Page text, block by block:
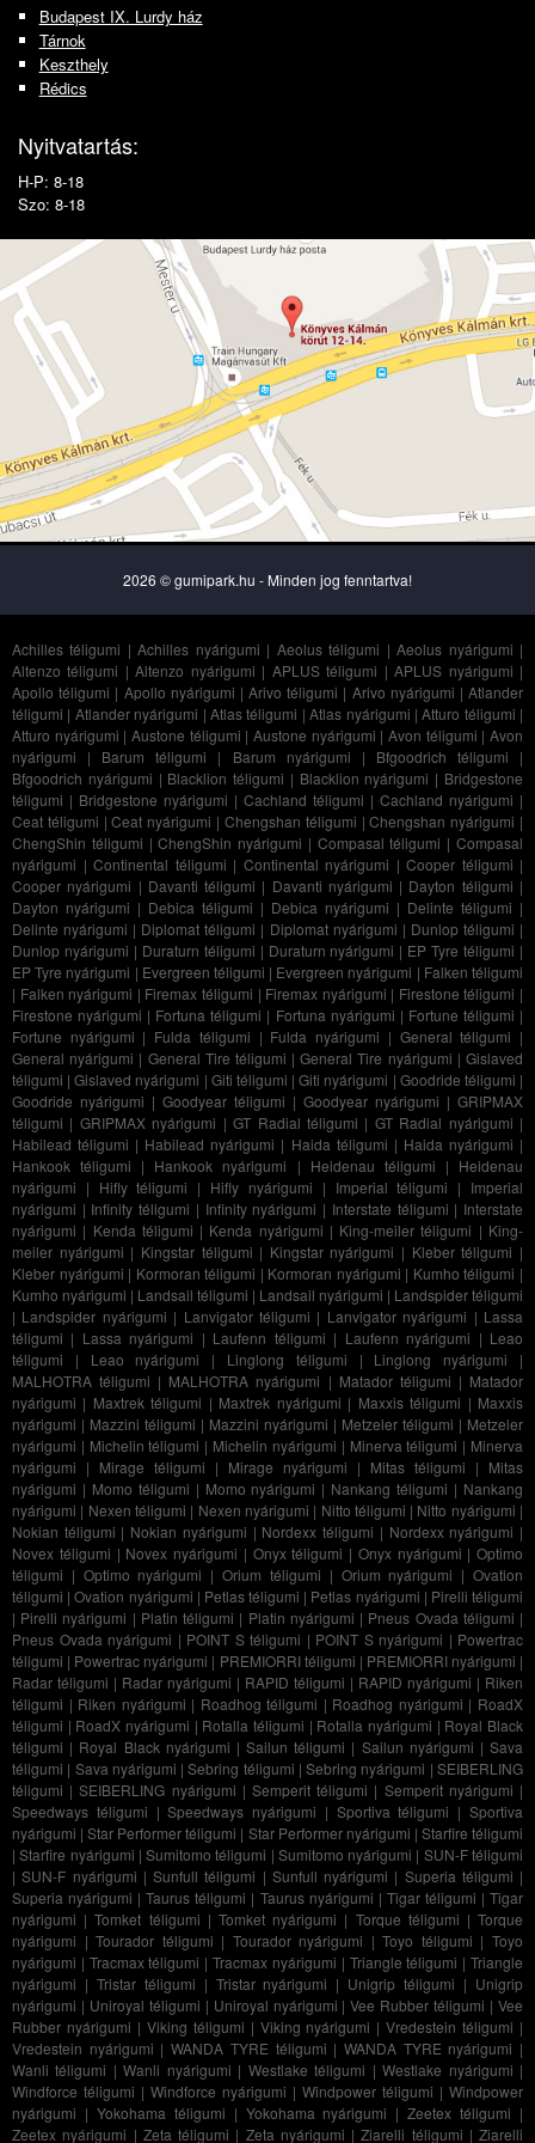
Budapest IX. Lurdy ház
Tárnok
Keszthely
Rédics
Nyitvatartás:
H-P: 8-18
Szo: 8-18
2026 © gumipark.hu - Minden jog fenntartva!
Achilles téligumi |Achilles nyárigumi | Aeolus téligumi |Aeolus nyárigumi |
Altenzo téligumi |Altenzo nyárigumi | APLUS téligumi |APLUS nyárigumi |
Apollo téligumi | Apollo nyárigumi |Arivo téligumi | Arivo nyárigumi |Atlander
téligumi | Atlander nyárigumi | Atlas téligumi |Atlas nyárigumi |Atturo téligumi |
Atturo nyárigumi |Austone téligumi |Austone nyárigumi |Avon téligumi |Avon
nyárigumi | Barum téligumi | Barum nyárigumi | Bfgoodrich téligumi |
Bfgoodrich nyárigumi | Blacklion téligumi | Blacklion nyárigumi | Bridgestone
téligumi | Bridgestone nyárigumi | Cachland téligumi | Cachland nyárigumi |
Ceat téligumi |Ceat nyárigumi | Chengshan téligumi |Chengshan nyárigumi |
ChengShin téligumi |ChengShin nyárigumi | Compasal téligumi |Compasal
nyárigumi | Continental téligumi | Continental nyárigumi | Cooper téligumi |
Cooper nyárigumi | Davanti téligumi | Davanti nyárigumi | Dayton téligumi |
Dayton nyárigumi | Debica téligumi | Debica nyárigumi | Delinte téligumi |
Delinte nyárigumi | Diplomat téligumi | Diplomat nyárigumi | Dunlop téligumi |
Dunlop nyárigumi | Duraturn téligumi | Duraturn nyárigumi | EP Tyre téligumi |
EP Tyre nyárigumi | Evergreen téligumi | Evergreen nyárigumi | Falken téligumi
| Falken nyárigumi | Firemax téligumi | Firemax nyárigumi | Firestone téligumi |
Firestone nyárigumi | Fortuna téligumi | Fortuna nyárigumi | Fortune téligumi |
Fortune nyárigumi | Fulda téligumi | Fulda nyárigumi | General téligumi |
General nyárigumi | General Tire téligumi |General Tire nyárigumi |Gislaved
téligumi |Gislaved nyárigumi | Giti téligumi |Giti nyárigumi | Goodride téligumi |
Goodride nyárigumi | Goodyear téligumi | Goodyear nyárigumi | GRIPMAX
téligumi | GRIPMAX nyárigumi |GT Radial téligumi | GT Radial nyárigumi |
Habilead téligumi | Habilead nyárigumi | Haida téligumi | Haida nyárigumi |
Hankook téligumi | Hankook nyárigumi | Heidenau téligumi | Heidenau
nyárigumi | Hifly téligumi | Hifly nyárigumi | Imperial téligumi | Imperial
nyárigumi | Infinity téligumi | Infinity nyárigumi | Interstate téligumi | Interstate
nyárigumi | Kenda téligumi | Kenda nyárigumi | King-meiler téligumi | King-
meiler nyárigumi | Kingstar téligumi | Kingstar nyárigumi | Kleber téligumi |
Kleber nyárigumi | Kormoran téligumi | Kormoran nyárigumi | Kumho téligumi |
Kumho nyárigumi | Landsail téligumi | Landsail nyárigumi | Landspider téligumi
| Landspider nyárigumi | Lanvigator téligumi | Lanvigator nyárigumi | Lassa
téligumi | Lassa nyárigumi | Laufenn téligumi | Laufenn nyárigumi | Leao
téligumi | Leao nyárigumi | Linglong téligumi | Linglong nyárigumi |
MALHOTRA téligumi | MALHOTRA nyárigumi | Matador téligumi | Matador
nyárigumi | Maxtrek téligumi | Maxtrek nyárigumi | Maxxis téligumi | Maxxis
nyárigumi | Mazzini téligumi | Mazzini nyárigumi | Metzeler téligumi | Metzeler
nyárigumi | Michelin téligumi | Michelin nyárigumi | Minerva téligumi | Minerva
nyárigumi | Mirage téligumi | Mirage nyárigumi | Mitas téligumi | Mitas
nyárigumi | Momo téligumi | Momo nyárigumi | Nankang téligumi | Nankang
nyárigumi | Nexen téligumi | Nexen nyárigumi | Nitto téligumi | Nitto nyárigumi |
Nokian téligumi | Nokian nyárigumi | Nordexx téligumi | Nordexx nyárigumi |
Novex téligumi | Novex nyárigumi | Onyx téligumi | Onyx nyárigumi | Optimo
téligumi | Optimo nyárigumi |Orium téligumi | Orium nyárigumi |Ovation
téligumi |Ovation nyárigumi | Petlas téligumi | Petlas nyárigumi | Pirelli téligumi
| Pirelli nyárigumi | Platin téligumi | Platin nyárigumi | Pneus Ovada téligumi |
Pneus Ovada nyárigumi | POINT S téligumi | POINT S nyárigumi | Powertrac
téligumi | Powertrac nyárigumi | PREMIORRI téligumi | PREMIORRI nyárigumi |
Radar téligumi | Radar nyárigumi | RAPID téligumi | RAPID nyárigumi | Riken
téligumi | Riken nyárigumi | Roadhog téligumi | Roadhog nyárigumi | RoadX
téligumi | RoadX nyárigumi | Rotalla téligumi | Rotalla nyárigumi | Royal Black
téligumi | Royal Black nyárigumi |Sailun téligumi | Sailun nyárigumi |Sava
téligumi | Sava nyárigumi |Sebring téligumi |Sebring nyárigumi |SEIBERLING
téligumi |SEIBERLING nyárigumi |Semperit téligumi | Semperit nyárigumi |
Speedways téligumi |Speedways nyárigumi | Sportiva téligumi |Sportiva
nyárigumi |Star Performer téligumi | Star Performer nyárigumi | Starfire téligumi
|Starfire nyárigumi |Sumitomo téligumi | Sumitomo nyárigumi | SUN-F téligumi
|SUN-F nyárigumi | Sunfull téligumi | Sunfull nyárigumi | Superia téligumi |
Superia nyárigumi |Taurus téligumi | Taurus nyárigumi | Tigar téligumi |Tigar
nyárigumi |Tomket téligumi | Tomket nyárigumi | Torque téligumi |Torque
nyárigumi |Tourador téligumi | Tourador nyárigumi |Toyo téligumi |Toyo
nyárigumi | Tracmax téligumi |Tracmax nyárigumi | Triangle téligumi |Triangle
nyárigumi | Tristar téligumi | Tristar nyárigumi | Unigrip téligumi | Unigrip
nyárigumi | Uniroyal téligumi | Uniroyal nyárigumi |Vee Rubber téligumi |Vee
Rubber nyárigumi | Viking téligumi | Viking nyárigumi |Vredestein téligumi |
Vredestein nyárigumi |WANDA TYRE téligumi | WANDA TYRE nyárigumi |
Wanli téligumi |Wanli nyárigumi | Westlake téligumi |Westlake nyárigumi |
Windforce téligumi | Windforce nyárigumi | Windpower téligumi | Windpower
nyárigumi | Yokohama téligumi | Yokohama nyárigumi |Zeetex téligumi |
Zeetex nyárigumi | Zeta téligumi | Zeta nyárigumi |Ziarelli téligumi | Ziarelli